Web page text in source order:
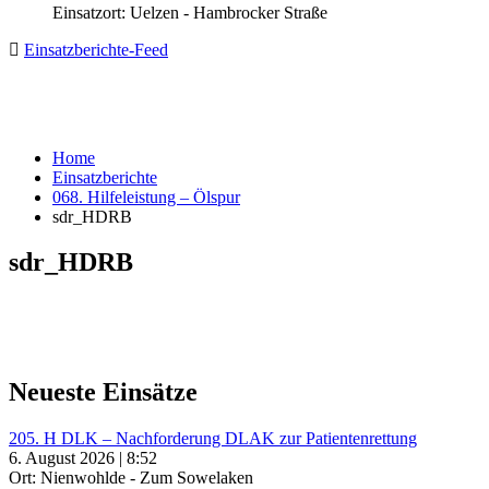
Einsatzort: Uelzen - Hambrocker Straße
Einsatzberichte-Feed
Home
Einsatzberichte
068. Hilfeleistung – Ölspur
sdr_HDRB
sdr_HDRB
Neueste Einsätze
205. H DLK – Nachforderung DLAK zur Patientenrettung
6. August 2026 | 8:52
Ort: Nienwohlde - Zum Sowelaken